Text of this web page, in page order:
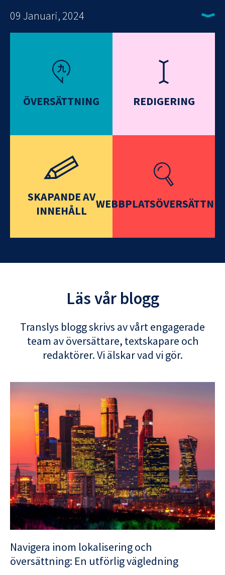
09 Januari, 2024
ÖVERSÄTTNING REDIGERING
SKAPANDE AV
INNEHÅLL
Läs vår blogg
Translys blogg skrivs av vårt engagerade
team av översättare, textskapare och
redaktörer. Vi älskar vad vi gör.
Navigera inom lokalisering och
översättning: En utförlig vägledning